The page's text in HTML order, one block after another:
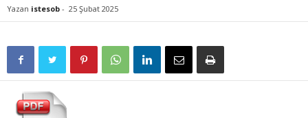
Yazan istesob - 25 Şubat 2025